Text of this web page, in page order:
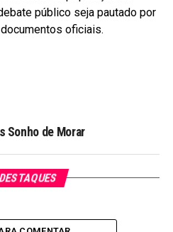
público seja pautado por
oficiais.
Sonho de Morar